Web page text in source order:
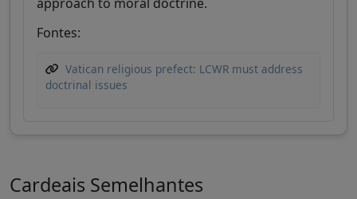
Fontes:
Vatican religious prefect: LCWR must address
doctrinal issues
Cardeais Semelhantes